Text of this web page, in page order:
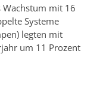
Wachstum mit 16
Systeme
legten mit
um 11 Prozent